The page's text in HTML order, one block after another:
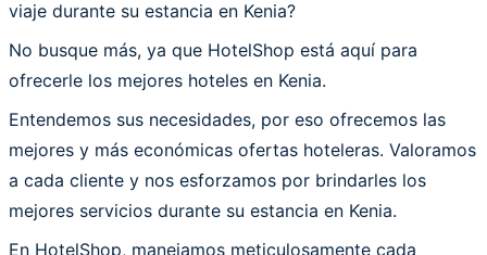
viaje durante su estancia en Kenia?
No busque más, ya que HotelShop está aquí para
ofrecerle los mejores hoteles en Kenia.
Entendemos sus necesidades, por eso ofrecemos las
mejores y más económicas ofertas hoteleras. Valoramos
a cada cliente y nos esforzamos por brindarles los
mejores servicios durante su estancia en Kenia.
En HotelShop, manejamos meticulosamente cada